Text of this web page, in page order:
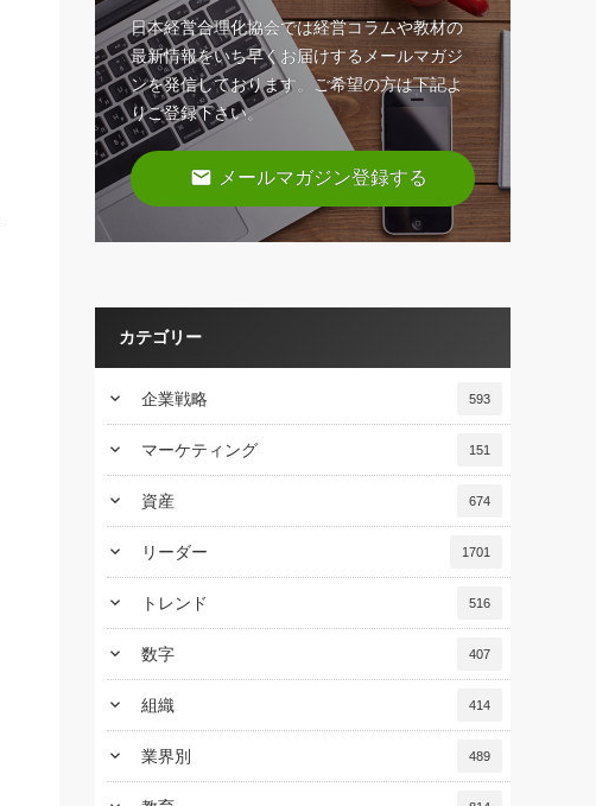
日本経営合理化協会では経営コラムや教材の
最新情報をいち早くお届けするメールマガジ
ンを発信しております。ご希望の方は下記よ
りご登録下さい。
email メールマガジン登録する
カテゴリー
keyboard_arrow_down 企業戦略 593
keyboard_arrow_down マーケティング 151
keyboard_arrow_down 資産 674
keyboard_arrow_down リーダー 1701
keyboard_arrow_down トレンド 516
keyboard_arrow_down 数字 407
keyboard_arrow_down 組織 414
keyboard_arrow_down 業界別 489